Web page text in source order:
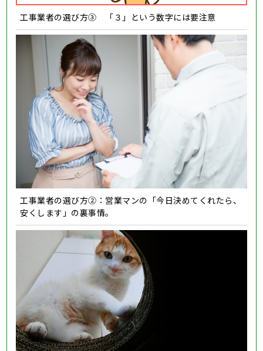
工事業者の選び方③ 「３」という数字には要注意
工事業者の選び方②：営業マンの「今日決めてくれたら、
安くします」の裏事情。